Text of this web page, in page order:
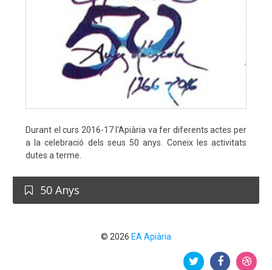
Durant el curs 2016-17 l'Apiària va fer diferents actes per
a la celebració dels seus 50 anys. Coneix les activitats
dutes a terme.
50 Anys
© 2026 EA Apiària